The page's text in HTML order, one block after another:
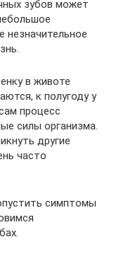
зубов может
незначительное
в животе
к полугоду у
процесс
силы организма.
другие
часто
симптомы